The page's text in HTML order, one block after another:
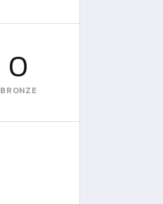
0
BRONZE